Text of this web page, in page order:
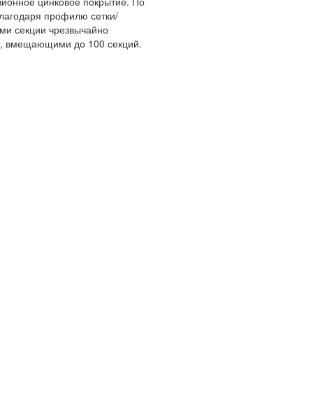
профилю сетки/
секции чрезвычайно
вмещающими до 100 секций.